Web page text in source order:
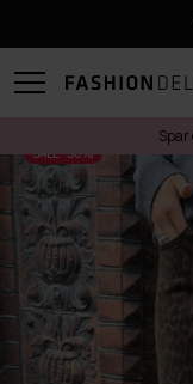
Spar
SALE -50%